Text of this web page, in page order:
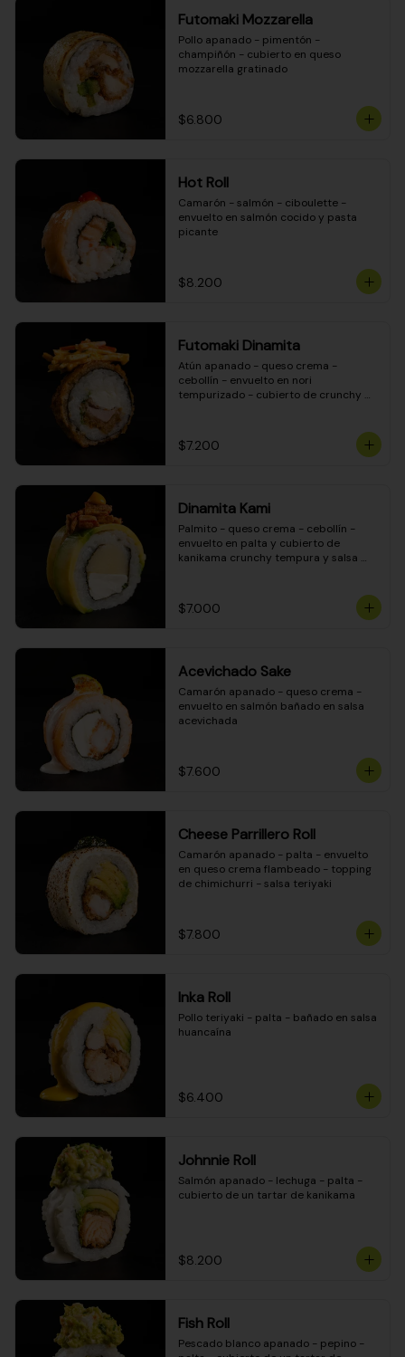
Futomaki Mozzarella
Pollo apanado - pimentón -
champiñón - cubierto en queso
mozzarella gratinado
$6.800
Hot Roll
Camarón - salmón - ciboulette -
envuelto en salmón cocido y pasta
picante
$8.200
Futomaki Dinamita
Atún apanado - queso crema -
cebollín - envuelto en nori
tempurizado - cubierto de crunchy
$7.200
Dinamita Kami
Palmito - queso crema - cebollín -
envuelto en palta y cubierto de
kanikama crunchy tempura y salsa
$7.000
Acevichado Sake
Camarón apanado - queso crema -
envuelto en salmón bañado en salsa
acevichada
$7.600
Cheese Parrillero Roll
Camarón apanado - palta - envuelto
en queso crema flambeado - topping
de chimichurri - salsa teriyaki
$7.800
Inka Roll
Pollo teriyaki - palta - bañado en salsa
huancaína
$6.400
Johnnie Roll
Salmón apanado - lechuga - palta -
cubierto de un tartar de kanikama
$8.200
Fish Roll
Pescado blanco apanado - pepino -